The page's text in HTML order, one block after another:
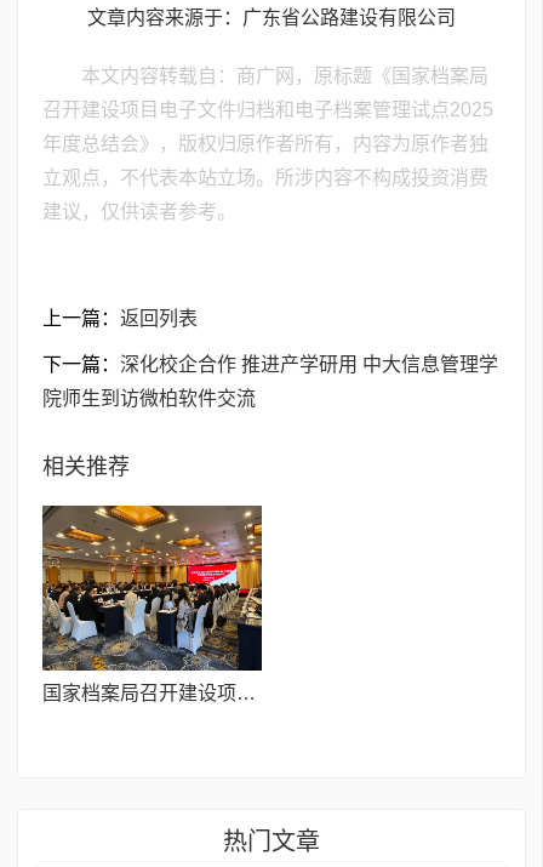
文章内容来源于：广东省公路建设有限公司
本文内容转载自：商广网，原标题《国家档案局
召开建设项目电子文件归档和电子档案管理试点2025
年度总结会》，版权归原作者所有，内容为原作者独
立观点，不代表本站立场。所涉内容不构成投资消费
建议，仅供读者参考。
上一篇： 返回列表
下一篇： 深化校企合作 推进产学研用 中大信息管理学
院师生到访微柏软件交流
相关推荐
国家档案局召开建设项目电子文件归档和电子档案管理试点2025年度总结会
热门文章